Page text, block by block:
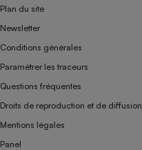
Plan du site
Newsletter
Conditions générales
Paramétrer les traceurs
Questions fréquentes
Droits de reproduction et de diffusion
Mentions légales
Panel